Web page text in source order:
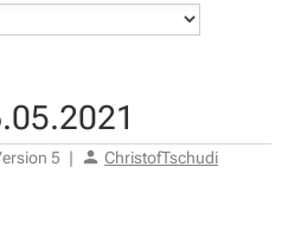
5 | ChristofTschudi